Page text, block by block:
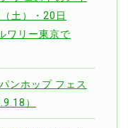
土）・20日
ワリー東京で
ンホップ フェス
）